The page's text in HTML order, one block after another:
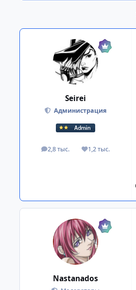
Seirei
Администрация
2,8 тыс.
посты 1,2 тыс.
Репутация
Nastanados